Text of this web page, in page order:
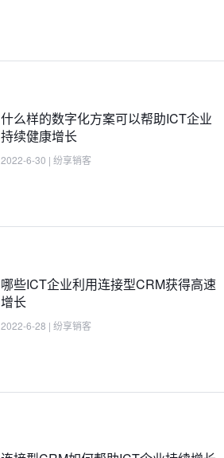
什么样的数字化方案可以帮助ICT企业
持续健康增长
2022-6-30 | 纷享销客
哪些ICT企业利用连接型CRM获得高速
增长
2022-6-28 | 纷享销客